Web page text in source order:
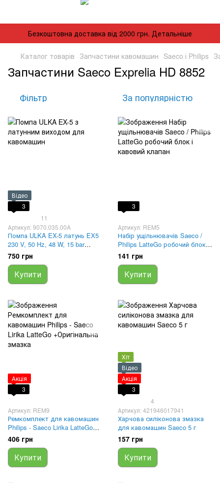
Безкоштовна доставка від 2000 грн. Детальніше
Каталог товарів Запчастини кавомашин Saeco і Philips
Запчастини Saeco Exprelia HD 8852
Фільтр За популярністю
Відео
3
11
Артикул: 9070.035.00A
Помпа ULKA EX-5 латунь EX5
230 V, 50 Hz, 48 W, 15 bar
9070.035.00A, 421941305991,
1122735
750 грн
Купити
3
Артикул: REM5
Набір ущільнювачів Saeco /
Philips LatteGo робочий блок і
кавовий клапан
141 грн
Купити
Акція
3
Артикул: REM9
Ремкомплект для кавомашин
Philips - Saeco Lirika LatteGo
+Оригінальна змазка
406 грн
Купити
Хіт
Відео
Акція
3
4
Артикул: 421946017941
Харчова силіконова змазка
для кавомашин Saeco 5 г
157 грн
Купити